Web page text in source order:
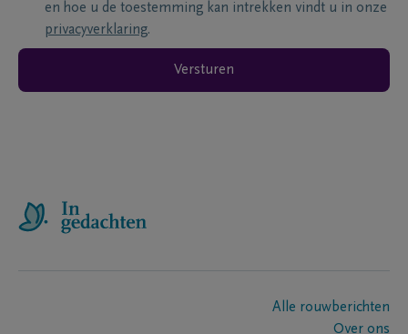
en hoe u de toestemming kan intrekken vindt u in onze
privacyverklaring.
Versturen
Alle rouwberichten
Over ons